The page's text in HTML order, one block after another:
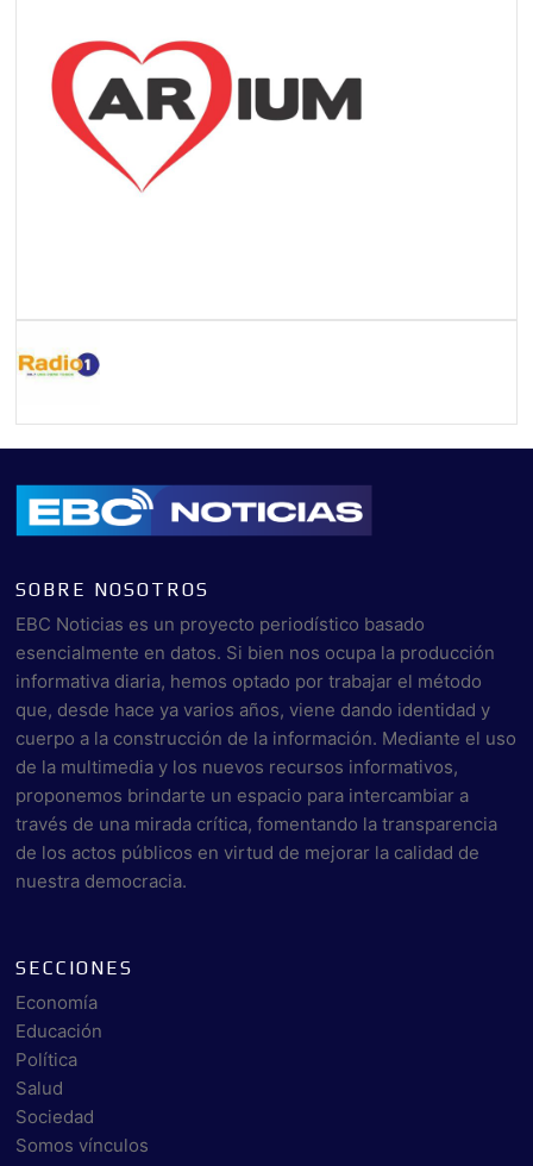
SOBRE NOSOTROS
EBC Noticias es un proyecto periodístico basado
esencialmente en datos. Si bien nos ocupa la producción
informativa diaria, hemos optado por trabajar el método
que, desde hace ya varios años, viene dando identidad y
cuerpo a la construcción de la información. Mediante el uso
de la multimedia y los nuevos recursos informativos,
proponemos brindarte un espacio para intercambiar a
través de una mirada crítica, fomentando la transparencia
de los actos públicos en virtud de mejorar la calidad de
nuestra democracia.
SECCIONES
Economía
Educación
Política
Salud
Sociedad
Somos vínculos